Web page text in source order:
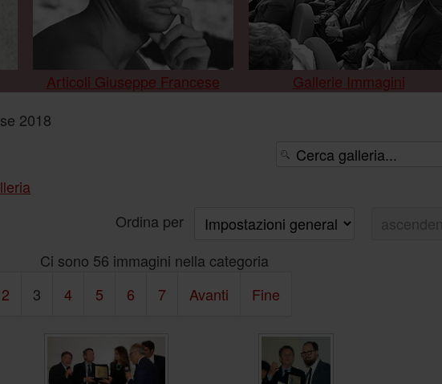
Articoli Giuseppe Francese Gallerie Immagini
2018
Ordina per
Ci sono 56 immagini nella categoria
2 3 4 5 6 7 Avanti Fine